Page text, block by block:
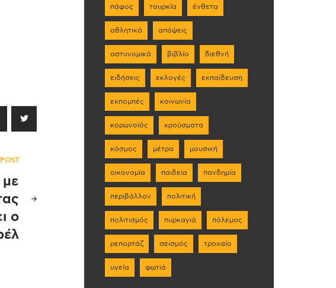
με
ο
πάφος τουρκία ένθετα
αθλητικά απόψεις
αστυνομικά βιβλίο διεθνή
ειδήσεις εκλογές εκπαίδευση
εκπομπές κοινωνία
κορωνοϊός κρούσματα
κόσμος μέτρα μουσική
οικονομία παιδεία πανδημία
περιβάλλον πολιτική
πολιτισμός πυρκαγιά πόλεμος
ρεπορτάζ σεισμός τροχαίο
υγεία φωτιά